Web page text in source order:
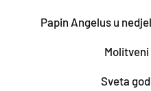
Papin Angelus u
Sveta